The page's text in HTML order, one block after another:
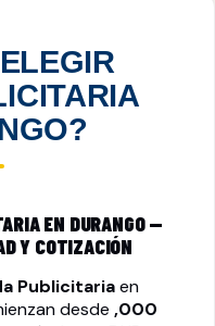
EN DURANGO —
Y COTIZACIÓN
Publicitariaen
desde ,000